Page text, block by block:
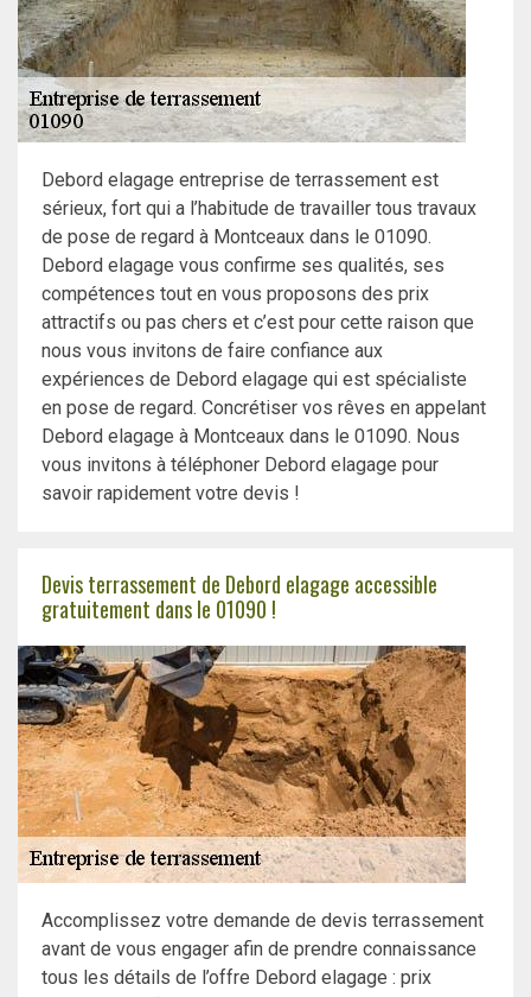
Debord elagage entreprise de terrassement est
sérieux, fort qui a l’habitude de travailler tous travaux
de pose de regard à Montceaux dans le 01090.
Debord elagage vous confirme ses qualités, ses
compétences tout en vous proposons des prix
attractifs ou pas chers et c’est pour cette raison que
nous vous invitons de faire confiance aux
expériences de Debord elagage qui est spécialiste
en pose de regard. Concrétiser vos rêves en appelant
Debord elagage à Montceaux dans le 01090. Nous
vous invitons à téléphoner Debord elagage pour
savoir rapidement votre devis !
Devis terrassement de Debord elagage accessible
gratuitement dans le 01090 !
Accomplissez votre demande de devis terrassement
avant de vous engager afin de prendre connaissance
tous les détails de l’offre Debord elagage : prix